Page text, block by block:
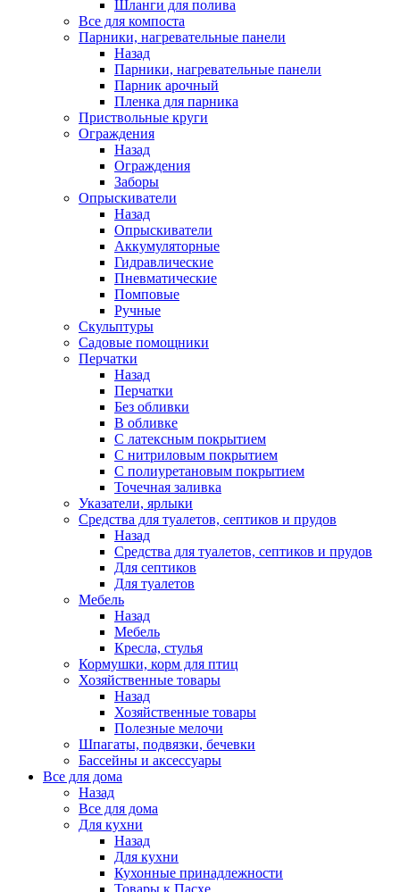
Шланги для полива
Все для компоста
Парники, нагревательные панели
Назад
Парники, нагревательные панели
Парник арочный
Пленка для парника
Приствольные круги
Ограждения
Назад
Ограждения
Заборы
Опрыскиватели
Назад
Опрыскиватели
Аккумуляторные
Гидравлические
Пневматические
Помповые
Ручные
Скульптуры
Садовые помощники
Перчатки
Назад
Перчатки
Без обливки
В обливке
С латексным покрытием
С нитриловым покрытием
С полиуретановым покрытием
Точечная заливка
Указатели, ярлыки
Средства для туалетов, септиков и прудов
Назад
Средства для туалетов, септиков и прудов
Для септиков
Для туалетов
Мебель
Назад
Мебель
Кресла, стулья
Кормушки, корм для птиц
Хозяйственные товары
Назад
Хозяйственные товары
Полезные мелочи
Шпагаты, подвязки, бечевки
Бассейны и аксессуары
Все для дома
Назад
Все для дома
Для кухни
Назад
Для кухни
Кухонные принадлежности
Товары к Пасхе